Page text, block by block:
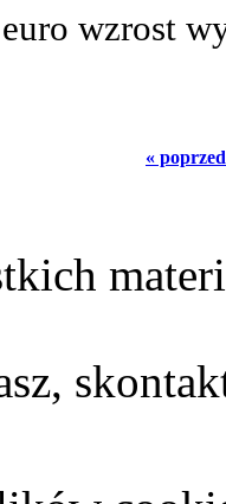
wzrost
«